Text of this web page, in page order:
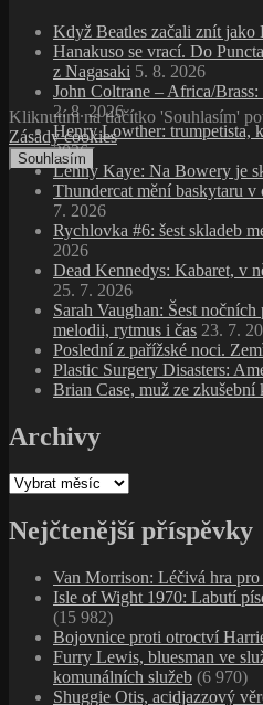
Kliknutím na tlačítko 'Souhlasím'
Zásady cookies
Souhlasím
Když Beatles začali znít jako
Hanakuso se vrací. Do
z Nagasaki 5. 8. 2026
John Coltrane – Africa/
2. 8. 2026
Henry Lowther: trumpetista,
2026
Lenny Kaye: Na Bowery je
Thundercat mění baskytaru v
7. 2026
Rychlovka #6: šest skladeb
2026
Dead Kennedys: Kabaret, v
25. 7. 2026
Sarah Vaughan: Šest
melodii, rytmus i čas 23. 7.
Poslední z pařížské noci.
Plastic Surgery Disasters:
Brian Case, muž ze zkušební
Archivy
Archivy
Nejčtenější příspěvky
Van Morrison: Léčivá hra pro
Isle of Wight 1970: Labutí
(15 982)
Bojovnice proti otroctví
Furry Lewis, bluesman ve
komunálních služeb (6 970)
Shuggie Otis, acidjazzový